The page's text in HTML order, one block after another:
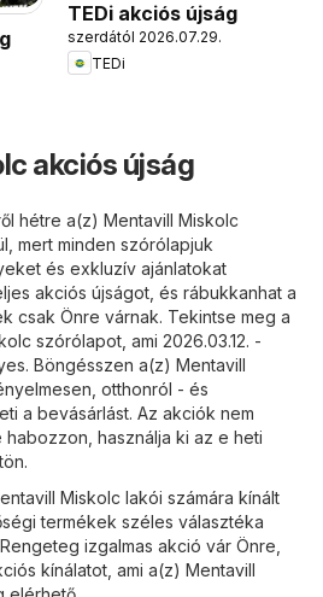
TEDi akciós újság
szerdától 2026.07.29.
TEDi
akciós újság
hétre a(z) Mentavill Miskolc
mert minden szórólapjuk
és exkluzív ajánlatokat
akciós újságot, és rábukkanhat a
csak Önre várnak. Tekintse meg a
szórólapot, ami 2026.03.12. -
Böngésszen a(z) Mentavill
otthonról - és
a bevásárlást. Az akciók nem
használja ki az e heti
Miskolc lakói számára kínált
termékek széles választéka
izgalmas akció vár Önre,
kínálatot, ami a(z) Mentavill